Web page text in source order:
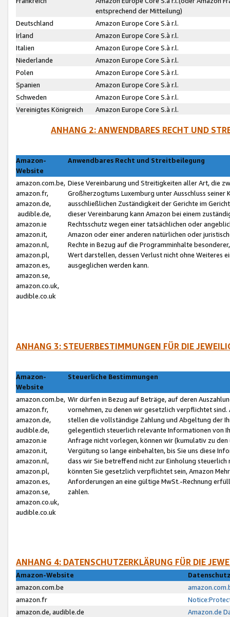
entsprechend der Mitteilung)
Deutschland
Amazon Europe Core S.à r.l.
Irland
Amazon Europe Core S.à r.l.
Italien
Amazon Europe Core S.à r.l.
Niederlande
Amazon Europe Core S.à r.l.
Polen
Amazon Europe Core S.à r.l.
Spanien
Amazon Europe Core S.à r.l.
Schweden
Amazon Europe Core S.à r.l.
Vereinigtes Königreich
Amazon Europe Core S.à r.l.
ANHANG 2: ANWENDBARES RECHT UND
Amazon-
Website
Anwendbares Recht und Streitbeilegung
amazon.com.be,
amazon.fr,
amazon.de,
audible.de,
amazon.ie
amazon.it,
amazon.nl,
amazon.pl,
amazon.es,
amazon.se,
amazon.co.uk,
audible.co.uk
Diese Vereinbarung und Streitigkeiten aller Art, die
Großherzogtums Luxemburg unter Ausschluss
ausschließlichen Zuständigkeit der Gerichte im
dieser Vereinbarung kann Amazon bei einem
Rechtsschutz wegen einer tatsächlichen oder
Amazon oder einer anderen natürlichen oder
Rechte in Bezug auf die Programminhalte
Wert darstellen, dessen Verlust nicht ohne Weiteres
ausgeglichen werden kann.
ANHANG 3: STEUERBESTIMMUNGEN FÜR DIE
Amazon-
Website
Steuerliche Bestimmungen
amazon.com.be,
amazon.fr,
amazon.de,
audible.de,
amazon.ie
amazon.it,
amazon.nl,
amazon.pl,
amazon.es,
amazon.se,
amazon.co.uk,
audible.co.uk
Wir dürfen in Bezug auf Beträge, auf deren
vornehmen, zu denen wir gesetzlich verpflichtet
stellen die vollständige Zahlung und Abgeltung der
gelegentlich steuerlich relevante Informationen von
Anfrage nicht vorlegen, können wir (kumulativ zu
Vergütung so lange einbehalten, bis Sie uns diese
dass wir Sie betreffend nicht zur Einholung
könnten Sie gesetzlich verpflichtet sein, Amazon
Anforderungen an eine gültige MwSt.-Rechnung
zahlen.
ANHANG 4: DATENSCHUTZERKLÄRUNG FÜR DIE
Amazon-Website
amazon.com.be
amazon.fr
amazon.de, audible.de
Amazon.de